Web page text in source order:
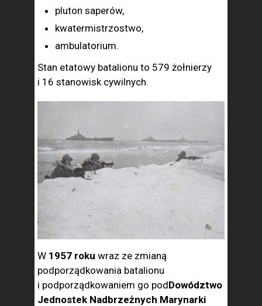
pluton saperów,
kwatermistrzostwo,
ambulatorium.
Stan etatowy batalionu to 579 żołnierzy
i 16 stanowisk cywilnych.
W 1957 roku wraz ze zmianą
podporządkowania batalionu
i podporządkowaniem go podDowództwo
Jednostek Nadbrzeżnych Marynarki